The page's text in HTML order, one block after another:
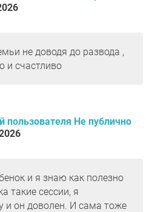
не доводя до развода ,
и счастливо
пользователя Не публично
и я знаю как полезно
такие сессии, я
и он доволен. И сама тоже